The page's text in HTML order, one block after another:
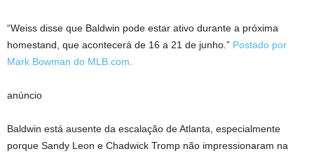
“Weiss disse que Baldwin pode estar ativo durante a próxima
homestand, que acontecerá de 16 a 21 de junho.” Postado por
Mark Bowman do MLB.com.
anúncio
Baldwin está ausente da escalação de Atlanta, especialmente
porque Sandy Leon e Chadwick Tromp não impressionaram na